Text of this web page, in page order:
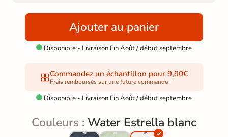
Ajouter au panier
 Disponible - Livraison Fin Août / début septembre
Commandez un échantillon pour 9,90€
Frais remboursés sur une future commande
 Disponible - Livraison Fin Août / début septembre
Couleurs : Water Estrella blanc